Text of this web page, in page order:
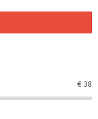
€38